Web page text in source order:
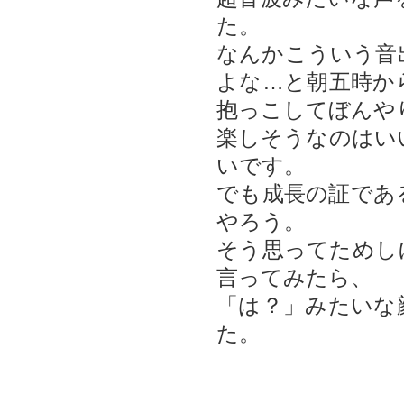
た。
なんかこういう
よな…と朝五時か
抱っこしてぼんや
楽しそうなのは
いです。
でも成長の証で
やろう。
そう思ってため
言ってみたら、
「は？」みたい
た。